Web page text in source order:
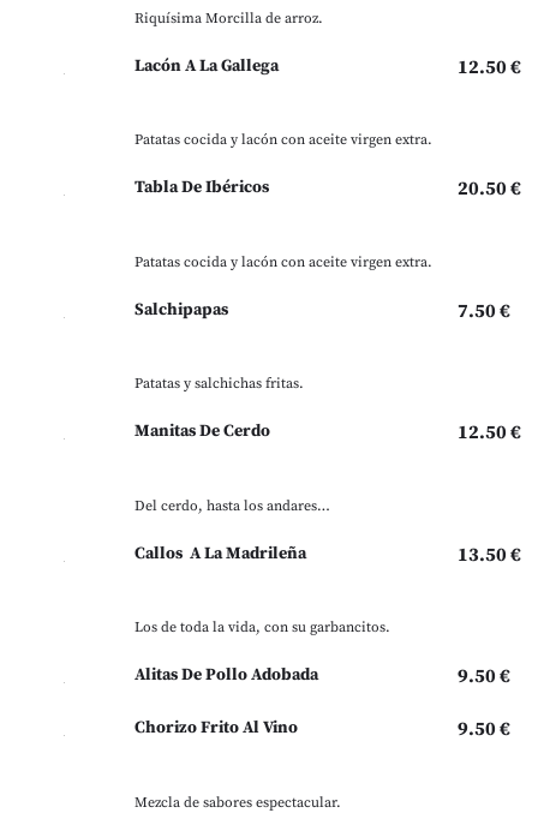
Riquísima Morcilla de arroz.
Lacón A La Gallega
Patatas cocida y lacón con aceite virgen extra.
12.50 €
Tabla De Ibéricos
Patatas cocida y lacón con aceite virgen extra.
20.50 €
Salchipapas
Patatas y salchichas fritas.
7.50 €
Manitas De Cerdo
Del cerdo, hasta los andares…
12.50 €
Callos A La Madrileña
Los de toda la vida, con su garbancitos.
13.50 €
Alitas De Pollo Adobada 9.50 €
Chorizo Frito Al Vino
Mezcla de sabores espectacular.
9.50 €